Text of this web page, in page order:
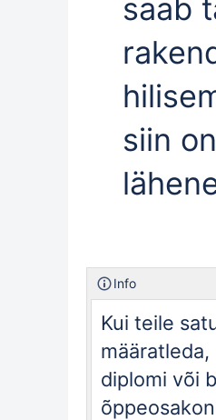
saab
siin
Info
Kui teile
diplomi või